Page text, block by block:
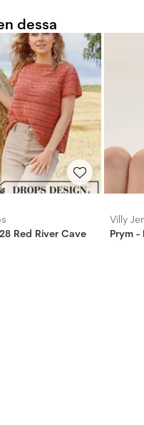
dessa
Red River Cave
Villy